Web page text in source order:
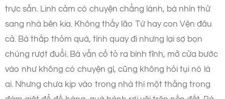
trực sẵn. Linh cảm có chuyện chẳng lành, bà nhìn thử
sang nhà bên kia. Không thấy lão Tứ hay con Vện đâu
cả. Bà thấp thỏm quá, tính quay đi nhưng lại sợ bọn
chúng rượt đuổi. Bà vẫn cố tỏ ra bình tĩnh, mở cửa bước
vào như không có chuyện gì, cũng không hỏi tụi nó là
ai. Nhưng chưa kịp vào trong nhà thì một thằng trong